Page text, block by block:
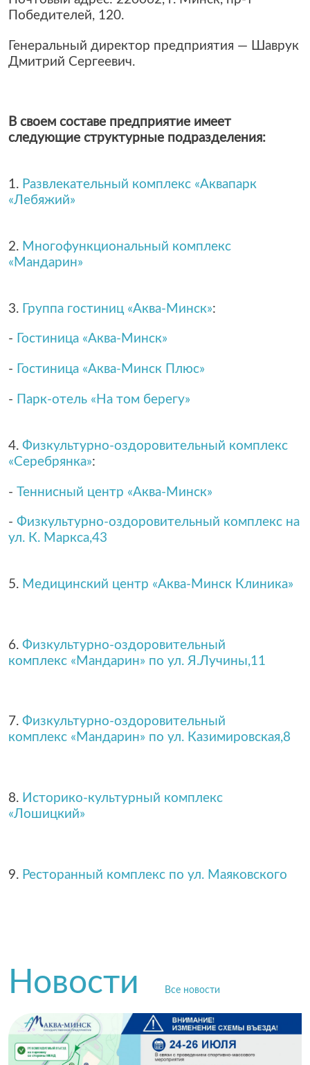
Победителей, 120.
Генеральный директор предприятия — Шаврук
Дмитрий Сергеевич.
В своем составе предприятие имеет
следующие структурные подразделения:
1. Развлекательный комплекс «Аквапарк
«Лебяжий»
2. Многофункциональный комплекс
«Мандарин»
3. Группа гостиниц «Аква-Минск»:
- Гостиница «Аква-Минск»
- Гостиница «Аква-Минск Плюс»
- Парк-отель «На том берегу»
4. Физкультурно-оздоровительный комплекс
«Серебрянка»:
- Теннисный центр «Аква-Минск»
- Физкультурно-оздоровительный комплекс на
ул. К. Маркса,43
5. Медицинский центр «Аква-Минск Клиника»
6. Физкультурно-оздоровительный
комплекс «Мандарин» по ул. Я.Лучины,11
7. Физкультурно-оздоровительный
комплекс «Мандарин» по ул. Казимировская,8
8. Историко-культурный комплекс
«Лошицкий»
9. Ресторанный комплекс по ул. Маяковского
Новости Все новости